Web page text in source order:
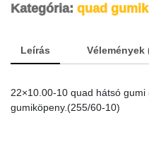
quantity
Kategória: quad gumik
Leírás Vélemények
22×10.00-10 quad hátsó gumi
gumiköpeny.(255/60-10)